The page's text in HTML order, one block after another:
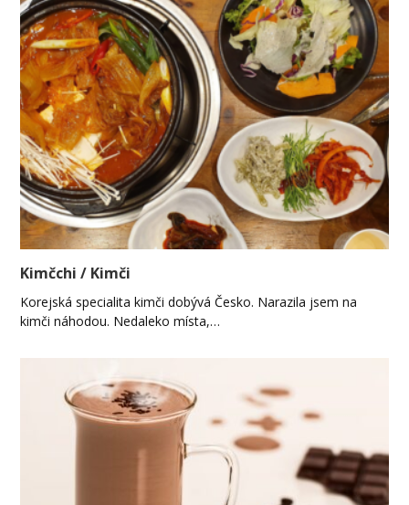
Kimčchi / Kimči
Korejská specialita kimči dobývá Česko. Narazila jsem na
kimči náhodou. Nedaleko místa,…